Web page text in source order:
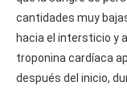
cantidades muy
hacia el intersticio y
troponina cardíaca
después del inicio,